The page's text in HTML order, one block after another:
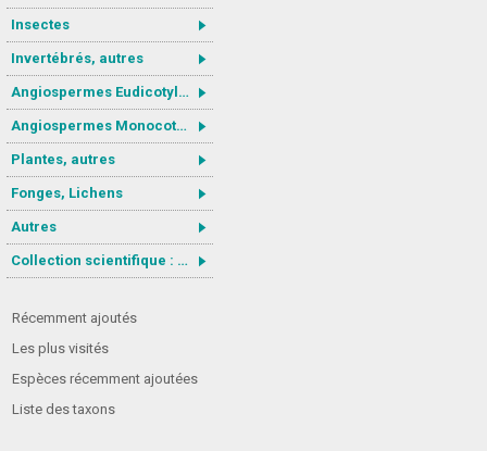
Insectes
Invertébrés, autres
Angiospermes Eudicotylédones
Angiospermes Monocotylédones
Plantes, autres
Fonges, Lichens
Autres
Collection scientifique : Gastrotricha
Récemment ajoutés
Les plus visités
Espèces récemment ajoutées
Liste des taxons